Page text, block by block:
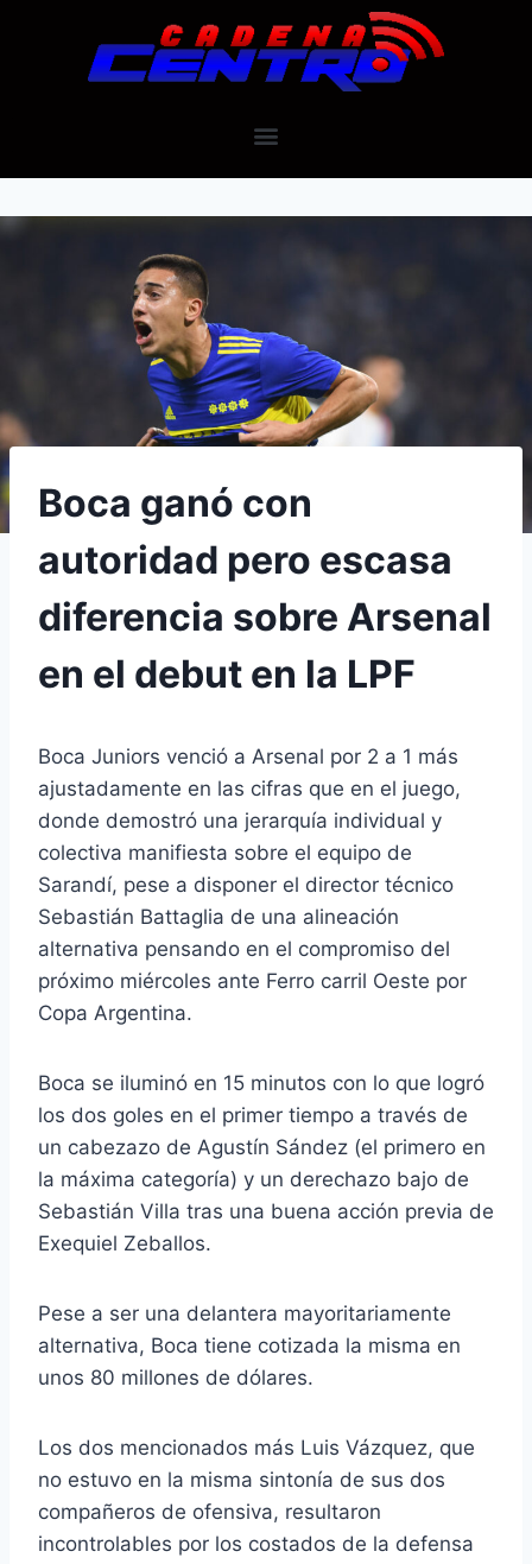
Boca ganó con
autoridad pero escasa
diferencia sobre Arsenal
en el debut en la LPF
Boca Juniors venció a Arsenal por 2 a 1 más
ajustadamente en las cifras que en el juego,
donde demostró una jerarquía individual y
colectiva manifiesta sobre el equipo de
Sarandí, pese a disponer el director técnico
Sebastián Battaglia de una alineación
alternativa pensando en el compromiso del
próximo miércoles ante Ferro carril Oeste por
Copa Argentina.
Boca se iluminó en 15 minutos con lo que logró
los dos goles en el primer tiempo a través de
un cabezazo de Agustín Sández (el primero en
la máxima categoría) y un derechazo bajo de
Sebastián Villa tras una buena acción previa de
Exequiel Zeballos.
Pese a ser una delantera mayoritariamente
alternativa, Boca tiene cotizada la misma en
unos 80 millones de dólares.
Los dos mencionados más Luis Vázquez, que
no estuvo en la misma sintonía de sus dos
compañeros de ofensiva, resultaron
incontrolables por los costados de la defensa